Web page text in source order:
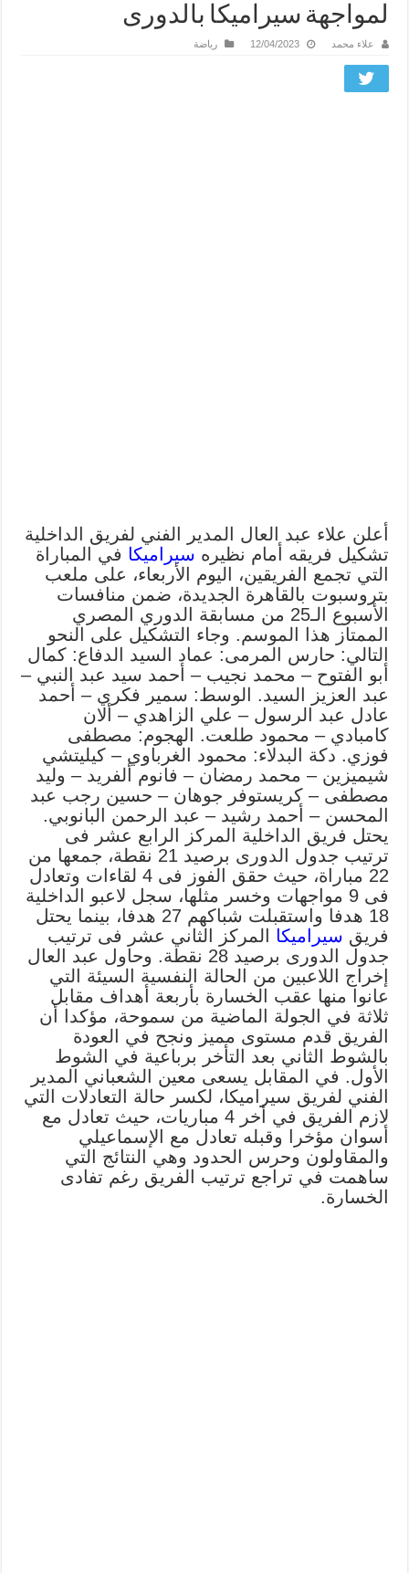
لمواجهة سيراميكا بالدورى
علاء محمد 12/04/2023 رياضة
أعلن علاء عبد العال المدير الفني لفريق الداخلية
تشكيل فريقه أمام نظيره سيراميكا في المباراة
التي تجمع الفريقين، اليوم الأربعاء، على ملعب
بتروسبوت بالقاهرة الجديدة، ضمن منافسات
الأسبوع الـ25 من مسابقة الدوري المصري
الممتاز هذا الموسم. وجاء التشكيل على النحو
التالي: حارس المرمى: عماد السيد الدفاع: كمال
أبو الفتوح – محمد نجيب – أحمد سيد عبد النبي –
عبد العزيز السيد. الوسط: سمير فكري – أحمد
عادل عبد الرسول – علي الزاهدي – ألان
كامبادي – محمود طلعت. الهجوم: مصطفى
فوزي. دكة البدلاء: محمود الغرباوي – كيليتشي
شيميزين – محمد رمضان – فانوم ألفريد – وليد
مصطفى – كريستوفر جوهان – حسين رجب عبد
المحسن – أحمد رشيد – عبد الرحمن البانوبي.
يحتل فريق الداخلية المركز الرابع عشر فى
ترتيب جدول الدورى برصيد 21 نقطة، جمعها من
22 مباراة، حيث حقق الفوز فى 4 لقاءات وتعادل
فى 9 مواجهات وخسر مثلها، سجل لاعبو الداخلية
18 هدفا واستقبلت شباكهم 27 هدفا، بينما يحتل
فريق سيراميكا
المركز الثاني عشر فى ترتيب
جدول الدورى برصيد 28 نقطة. وحاول عبد العال
إخراج اللاعبين من الحالة النفسية السيئة التي
عانوا منها عقب الخسارة بأربعة أهداف مقابل
ثلاثة في الجولة الماضية من سموحة، مؤكدا أن
الفريق قدم مستوى مميز ونجح في العودة
بالشوط الثاني بعد التأخر برباعية في الشوط
الأول. في المقابل يسعى معين الشعباني المدير
الفني لفريق سيراميكا، لكسر حالة التعادلات التي
لازم الفريق في أخر 4 مباريات، حيث تعادل مع
أسوان مؤخرا وقبله تعادل مع الإسماعيلي
والمقاولون وحرس الحدود وهي النتائج التي
ساهمت في تراجع ترتيب الفريق رغم تفادى
الخسارة.